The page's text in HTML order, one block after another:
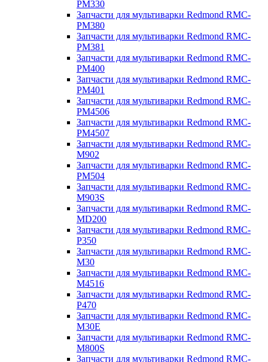
PM330
Запчасти для мультиварки Redmond RMC-
PM380
Запчасти для мультиварки Redmond RMC-
PM381
Запчасти для мультиварки Redmond RMC-
PM400
Запчасти для мультиварки Redmond RMC-
PM401
Запчасти для мультиварки Redmond RMC-
PM4506
Запчасти для мультиварки Redmond RMC-
PM4507
Запчасти для мультиварки Redmond RMC-
M902
Запчасти для мультиварки Redmond RMC-
PM504
Запчасти для мультиварки Redmond RMC-
M903S
Запчасти для мультиварки Redmond RMC-
MD200
Запчасти для мультиварки Redmond RMC-
P350
Запчасти для мультиварки Redmond RMC-
M30
Запчасти для мультиварки Redmond RMC-
M4516
Запчасти для мультиварки Redmond RMC-
P470
Запчасти для мультиварки Redmond RMC-
M30E
Запчасти для мультиварки Redmond RMC-
M800S
Запчасти для мультиварки Redmond RMC-